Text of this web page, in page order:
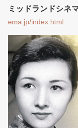
ミッドランドシネ
ema.jp/index.html